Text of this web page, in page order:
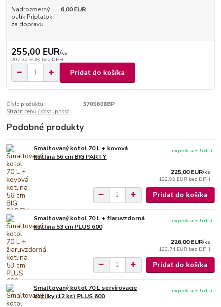
Nadrozmerný
balík Príplatok
za dopravu
6,00 EUR
255,00 EUR/ks
207,32 EUR bez DPH
Pridať do košíka
Číslo produktu:
3705608BP
Strážiť cenu / dostupnosť
Podobné produkty
Smaltovaný kotol 70 L + kovová
kotlina 56 cm BIG PARTY
225,00 EUR/ks
182,93 EUR bez DPH
expedícia 3-5 dní
Pridať do košíka
Smaltovaný kotol 70 L + žiaruvzdorná
kotlina 53 cm PLUS 600
226,00 EUR/ks
183,74 EUR bez DPH
expedícia 3-5 dní
Pridať do košíka
Smaltovaný kotol 70 L servírovacie
kotlíky (12 ks) PLUS 600
expedícia 3-5 dní